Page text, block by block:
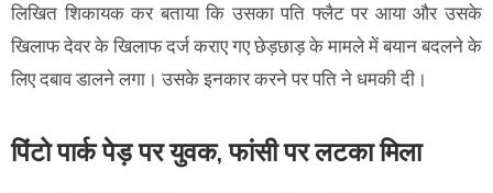
लिखित शिकायक कर बताया कि उसका पति फ्लैट पर आया और उसके
खिलाफ देवर के खिलाफ दर्ज कराए गए छेड़छाड़ के मामले में बयान बदलने के
लिए दबाव डालने लगा। उसके इनकार करने पर पति ने धमकी दी।
पिंटो पार्क पेड़ पर युवक, फांसी पर लटका मिला